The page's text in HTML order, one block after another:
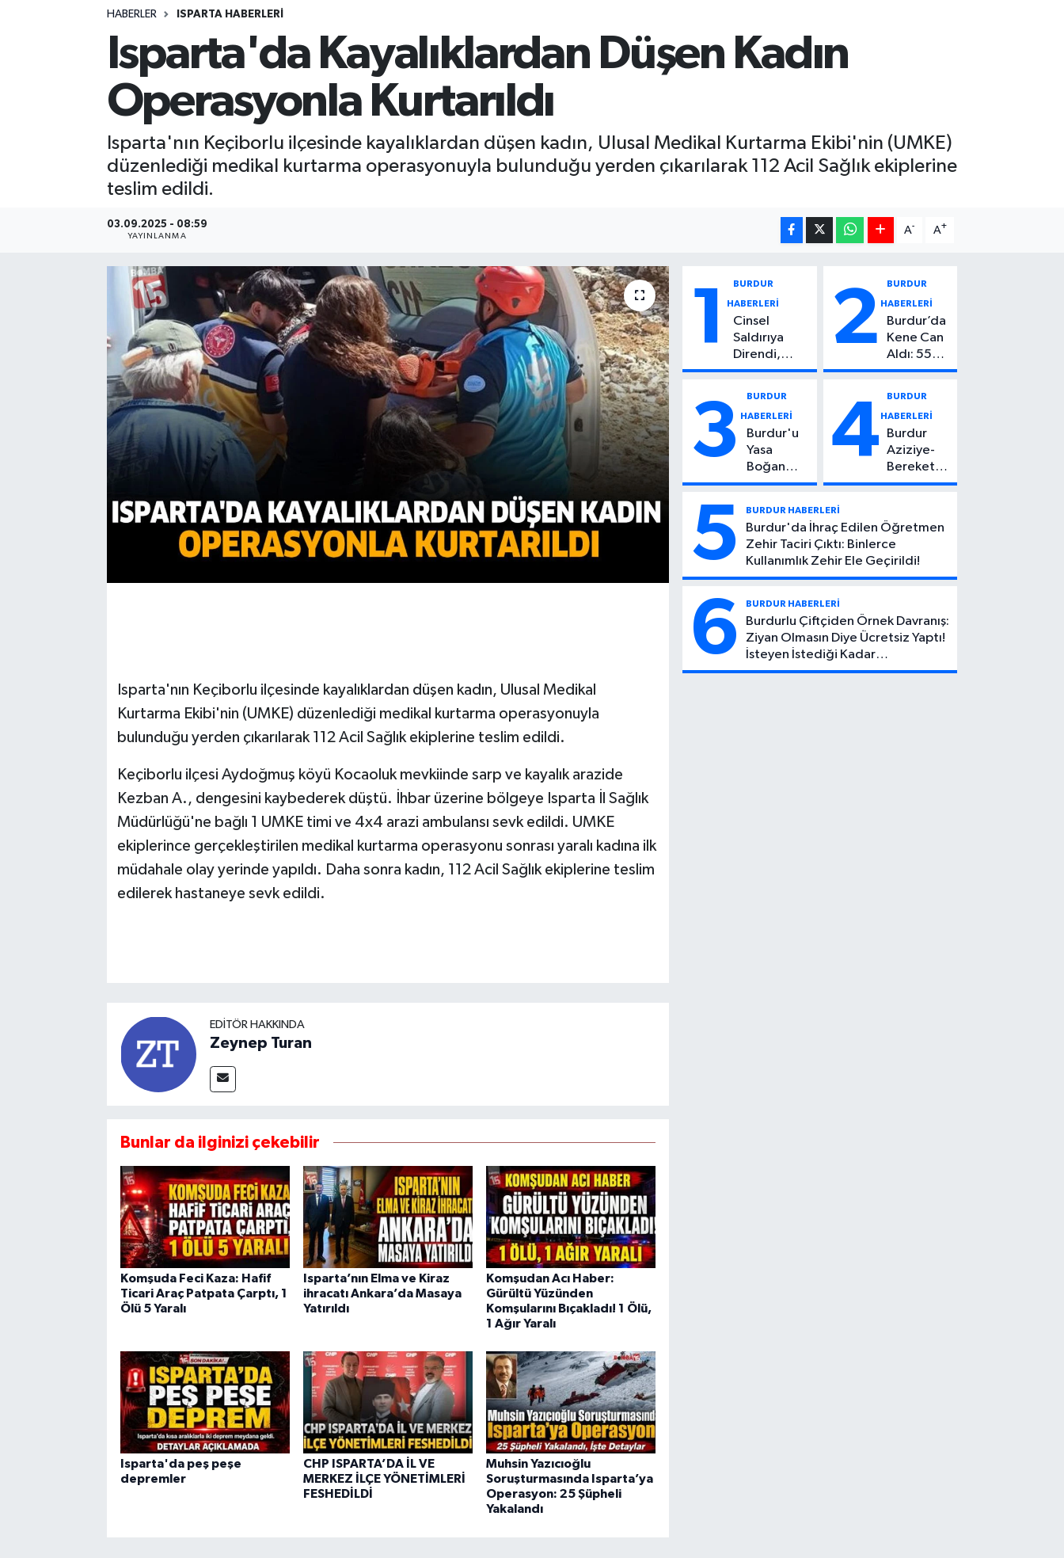
HABERLER ISPARTA HABERLERİ
Isparta'da Kayalıklardan Düşen Kadın
Operasyonla Kurtarıldı
Isparta'nın Keçiborlu ilçesinde kayalıklardan düşen kadın, Ulusal Medikal Kurtarma Ekibi'nin (UMKE)
düzenlediği medikal kurtarma operasyonuyla bulunduğu yerden çıkarılarak 112 Acil Sağlık ekiplerine
teslim edildi.
03.09.2025 - 08:59
YAYINLANMA
A- A+
Isparta'nın Keçiborlu ilçesinde kayalıklardan düşen kadın, Ulusal Medikal
Kurtarma Ekibi'nin (UMKE) düzenlediği medikal kurtarma operasyonuyla
bulunduğu yerden çıkarılarak 112 Acil Sağlık ekiplerine teslim edildi.
Keçiborlu ilçesi Aydoğmuş köyü Kocaoluk mevkiinde sarp ve kayalık arazide
Kezban A., dengesini kaybederek düştü. İhbar üzerine bölgeye Isparta İl Sağlık
Müdürlüğü'ne bağlı 1 UMKE timi ve 4x4 arazi ambulansı sevk edildi. UMKE
ekiplerince gerçekleştirilen medikal kurtarma operasyonu sonrası yaralı kadına ilk
müdahale olay yerinde yapıldı. Daha sonra kadın, 112 Acil Sağlık ekiplerine teslim
edilerek hastaneye sevk edildi.
EDITÖR HAKKINDA
Zeynep Turan
Bunlar da ilginizi çekebilir
Komşuda Feci Kaza: Hafif
Ticari Araç Patpata Çarptı, 1
Ölü 5 Yaralı
Isparta’nın Elma ve Kiraz
ihracatı Ankara’da Masaya
Yatırıldı
Komşudan Acı Haber:
Gürültü Yüzünden
Komşularını Bıçakladı! 1 Ölü,
1 Ağır Yaralı
Isparta'da peş peşe
depremler
CHP ISPARTA’DA İL VE
MERKEZ İLÇE YÖNETİMLERİ
FESHEDİLDİ
Muhsin Yazıcıoğlu
Soruşturmasında Isparta’ya
Operasyon: 25 Şüpheli
Yakalandı
1 BURDUR
HABERLERİ
Cinsel
Saldırıya
Direndi,
Başından
Çocuktan
Kötü Haber!
2 BURDUR
HABERLERİ
Burdur’da
Kene Can
Aldı: 55
Yaşındaki
Kaybetti
3 BURDUR
HABERLERİ
Burdur'u
Yasa
Boğan
Ölüm:
Can Atıcı
Genç
Yaşta
Yaşamını
Yitirdi
4 BURDUR
HABERLERİ
Burdur
Aziziye-
Bereket
Köyü
Feci Kaza:
1 Ölü, 2
Yaralı
5 BURDUR HABERLERİ
Burdur'da İhraç Edilen Öğretmen
Zehir Taciri Çıktı: Binlerce
Kullanımlık Zehir Ele Geçirildi!
6 BURDUR HABERLERİ
Burdurlu Çiftçiden Örnek Davranış:
Ziyan Olmasın Diye Ücretsiz Yaptı!
İsteyen İstediği Kadar
Toplayabilecek